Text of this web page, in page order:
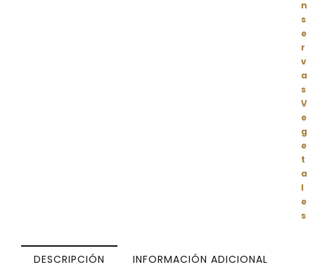
n
s
e
r
v
a
s
V
e
g
e
t
a
l
e
s
DESCRIPCIÓN INFORMACIÓN ADICIONAL